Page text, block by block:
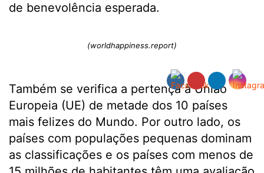
de benevolência esperada.
(worldhappiness.report)
Também se verifica a pertença à União
Europeia (UE) de metade dos 10 países
mais felizes do Mundo. Por outro lado, os
países com populações pequenas dominam
as classificações e os países com menos de